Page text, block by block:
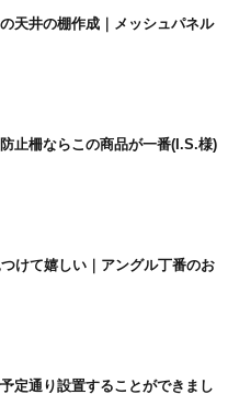
天井の棚作成｜メッシュパネル
止柵ならこの商品が一番(I.S.様)
けて嬉しい｜アングル丁番のお
定通り設置することができまし